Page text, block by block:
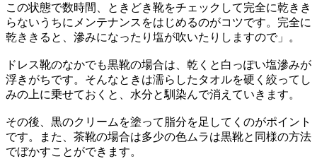
この状態で数時間、ときどき靴をチェックして完全に乾きき
らないうちにメンテナンスをはじめるのがコツです。完全に
乾ききると、滲みになったり塩が吹いたりしますので」。
ドレス靴のなかでも黒靴の場合は、乾くと白っぽい塩滲みが
浮きがちです。そんなときは濡らしたタオルを硬く絞ってし
みの上に乗せておくと、水分と馴染んで消えていきます。
その後、黒のクリームを塗って脂分を足してくのがポイント
です。また、茶靴の場合は多少の色ムラは黒靴と同様の方法
でぼかすことができます。